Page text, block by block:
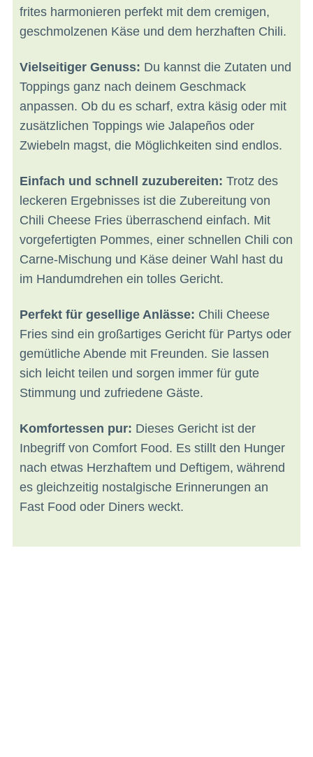
frites harmonieren perfekt mit dem cremigen,
geschmolzenen Käse und dem herzhaften Chili.
Vielseitiger Genuss: Du kannst die Zutaten und
Toppings ganz nach deinem Geschmack
anpassen. Ob du es scharf, extra käsig oder mit
zusätzlichen Toppings wie Jalapeños oder
Zwiebeln magst, die Möglichkeiten sind endlos.
Einfach und schnell zuzubereiten: Trotz des
leckeren Ergebnisses ist die Zubereitung von
Chili Cheese Fries überraschend einfach. Mit
vorgefertigten Pommes, einer schnellen Chili con
Carne-Mischung und Käse deiner Wahl hast du
im Handumdrehen ein tolles Gericht.
Perfekt für gesellige Anlässe: Chili Cheese
Fries sind ein großartiges Gericht für Partys oder
gemütliche Abende mit Freunden. Sie lassen
sich leicht teilen und sorgen immer für gute
Stimmung und zufriedene Gäste.
Komfortessen pur: Dieses Gericht ist der
Inbegriff von Comfort Food. Es stillt den Hunger
nach etwas Herzhaftem und Deftigem, während
es gleichzeitig nostalgische Erinnerungen an
Fast Food oder Diners weckt.